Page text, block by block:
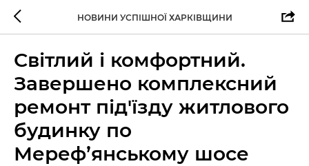
НОВИНИ УСПІШНОЇ ХАРКІВЩИНИ
Світлий і комфортний.
Завершено комплексний
ремонт під'їзду житлового
будинку по
Мереф’янському шосе